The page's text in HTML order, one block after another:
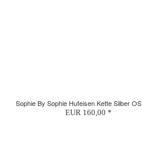
Sophie By Sophie Hufeisen Kette Silber OS
EUR 160,00 *